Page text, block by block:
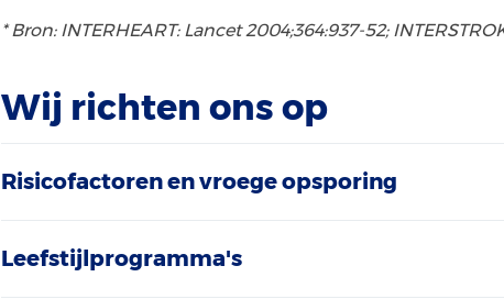
* Bron: INTERHEART: Lancet 2004;364:937-52;
Wij richten ons op
Risicofactoren en vroege opsporing
Leefstijlprogramma's